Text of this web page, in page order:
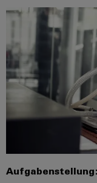
Aufgabenstellung: